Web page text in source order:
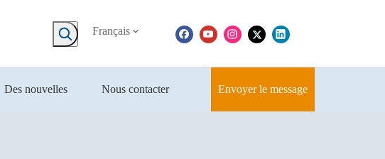
Français
Des nouvelles Nous contacter Envoyer le message